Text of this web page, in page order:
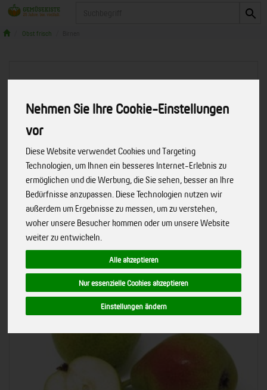
Nehmen Sie Ihre Cookie-Einstellungen
vor
Diese Website verwendet Cookies und Targeting
Technologien, um Ihnen ein besseres Internet-Erlebnis zu
ermöglichen und die Werbung, die Sie sehen, besser an Ihre
Bedürfnisse anzupassen. Diese Technologien nutzen wir
außerdem um Ergebnisse zu messen, um zu verstehen,
woher unsere Besucher kommen oder um unsere Website
weiter zu entwickeln.
Alle akzeptieren
Nur essenzielle Cookies akzeptieren
Einstellungen ändern
Obst frisch
Birnen
Hersteller Allergene Merkmale